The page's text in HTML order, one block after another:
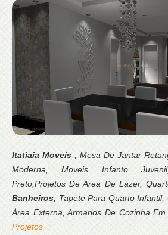
Itatiaia Moveis , Mesa De Jantar
Moderna, Moveis Infanto
Preto,Projetos De Area De Lazer,
Banheiros, Tapete Para Quarto Infantil,
Área Externa, Armarios De Cozinha
Projetos